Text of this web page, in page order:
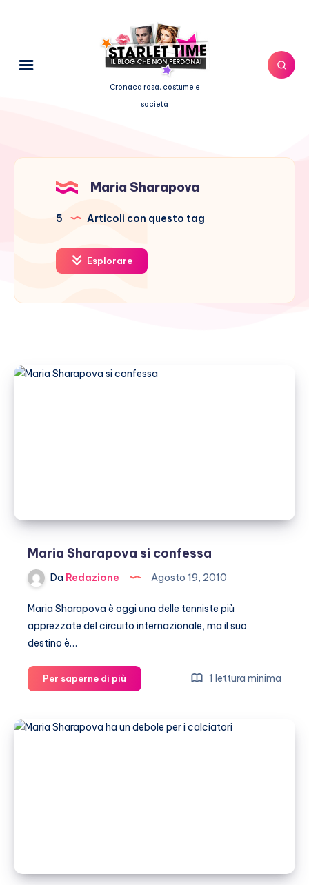
Cronaca rosa, costume e
società
Maria Sharapova
5 Articoli con questo tag
Esplorare
Maria Sharapova si confessa
Da Redazione Agosto 19, 2010
Maria Sharapova è oggi una delle tenniste più
apprezzate del circuito internazionale, ma il suo
destino è…
Per saperne di più
Sharapova
confessa
1 lettura minima